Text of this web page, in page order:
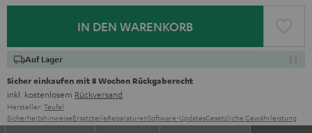
IN DEN WARENKORB
Auf Lager
Sicher einkaufen mit 8 Wochen Rückgaberecht
inkl. kostenlosem Rückversand
Hersteller: Teufel
SicherheitshinweiseErsatzteileReparaturenSoftware-UpdatesGesetzliche Gewährleistung